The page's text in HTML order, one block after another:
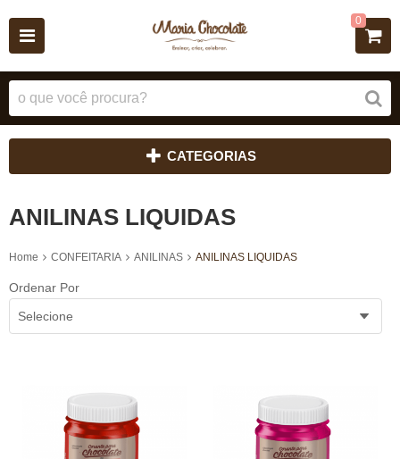
0
CATEGORIAS
ANILINAS LIQUIDAS
Home CONFEITARIA ANILINAS ANILINAS LIQUIDAS
Ordenar Por
Selecione